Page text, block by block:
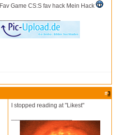
Fav Game CS:S fav hack Mein Hack
#3
I stopped reading at "Likest"